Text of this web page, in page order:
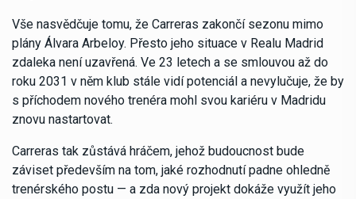
Vše nasvědčuje tomu, že Carreras zakončí sezonu mimo
plány Álvara Arbeloy. Přesto jeho situace v Realu Madrid
zdaleka není uzavřená. Ve 23 letech a se smlouvou až do
roku 2031 v něm klub stále vidí potenciál a nevylučuje, že by
s příchodem nového trenéra mohl svou kariéru v Madridu
znovu nastartovat.
Carreras tak zůstává hráčem, jehož budoucnost bude
záviset především na tom, jaké rozhodnutí padne ohledně
trenérského postu — a zda nový projekt dokáže využít jeho